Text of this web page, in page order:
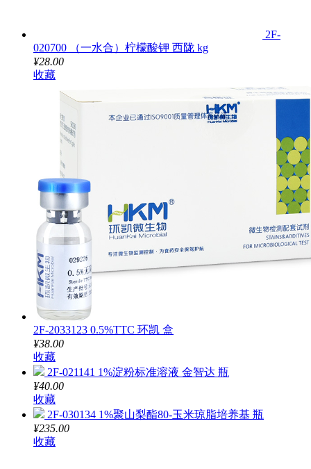
2F-
020700 （一水合）柠檬酸钾 西陇 kg
¥28.00
收藏
2F-2033123 0.5%TTC 环凯 盒
¥38.00
收藏
2F-021141 1%淀粉标准溶液 金智达 瓶
¥40.00
收藏
2F-030134 1%聚山梨酯80-玉米琼脂培养基 瓶
¥235.00
收藏